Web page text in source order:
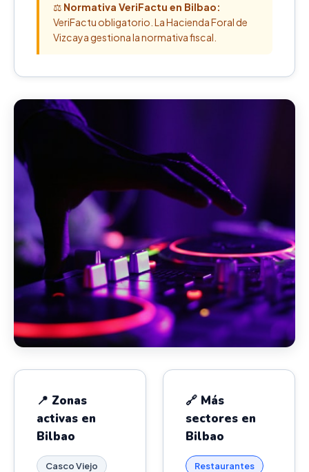
⚖️ Normativa VeriFactu en Bilbao:
VeriFactu obligatorio. La Hacienda Foral de
Vizcaya gestiona la normativa fiscal.
📍 Zonas
activas en
Bilbao
Casco Viejo
🔗 Más
sectores en
Bilbao
Restaurantes